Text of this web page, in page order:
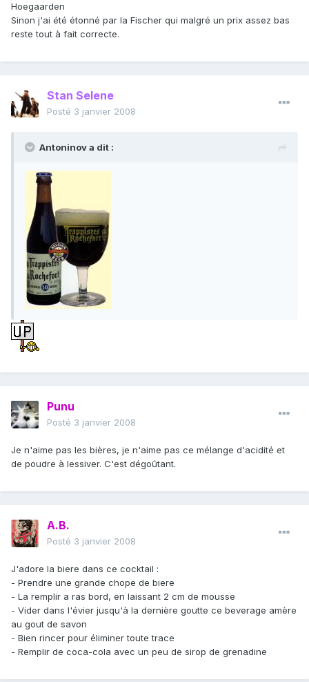
Hoegaarden
Sinon j'ai été étonné par la Fischer qui malgré un prix assez bas
reste tout à fait correcte.
Stan Selene
Posté 3 janvier 2008
Antoninov a dit :
Punu
Posté 3 janvier 2008
Je n'aime pas les bières, je n'aime pas ce mélange d'acidité et
de poudre à lessiver. C'est dégoûtant.
A.B.
Posté 3 janvier 2008
J'adore la biere dans ce cocktail :
- Prendre une grande chope de biere
- La remplir a ras bord, en laissant 2 cm de mousse
- Vider dans l'évier jusqu'à la dernière goutte ce beverage amère
au gout de savon
- Bien rincer pour éliminer toute trace
- Remplir de coca-cola avec un peu de sirop de grenadine